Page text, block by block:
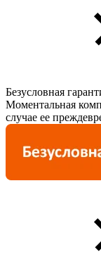
Безусловная
Моментальная
случае ее